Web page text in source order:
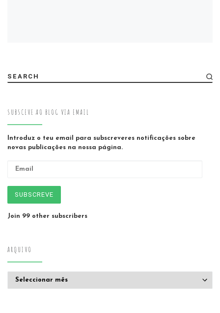
SEARCH
SUBSCEVE AO BLOG VIA EMAIL
Introduz o teu email para subscreveres notificações sobre
novas publicações na nossa página.
SUBSCREVE
Join 99 other subscribers
ARQUIVO